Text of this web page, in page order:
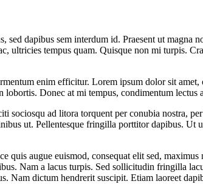
dapibus sem interdum id. Praesent ut
ultricies tempus quam. Quisque non mi turpis.
enim efficitur. Lorem ipsum dolor sit
Donec at mi tempus, condimentum lectus
sociosqu ad litora torquent per conubia nostra,
ut. Pellentesque fringilla porttitor dapibus. Ut
augue euismod, consequat elit sed,
Nam a lacus turpis. Sed sollicitudin fringilla
Nam dictum hendrerit suscipit. Etiam laoreet